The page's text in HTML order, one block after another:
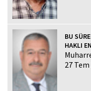
BU
HAKLI
27 Tem